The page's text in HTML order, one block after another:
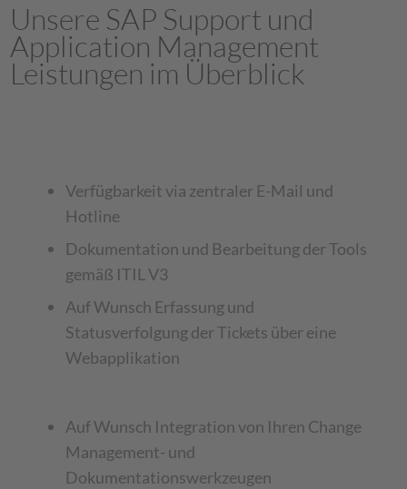
Unsere SAP Support und
Application Management
Leistungen im Überblick
Verfügbarkeit via zentraler E-Mail und
Hotline
Dokumentation und Bearbeitung der Tools
gemäß ITIL V3
Auf Wunsch Erfassung und
Statusverfolgung der Tickets über eine
Webapplikation
Auf Wunsch Integration von Ihren Change
Management- und
Dokumentationswerkzeugen